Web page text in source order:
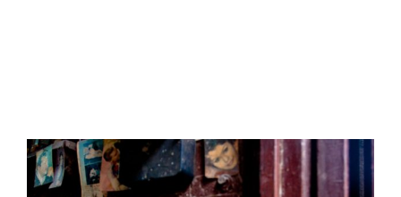
View
Larger
Image